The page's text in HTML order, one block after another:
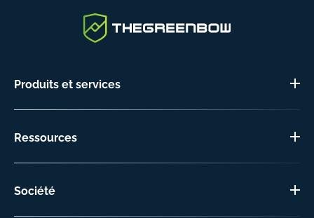
Produits et services
Ressources
Société